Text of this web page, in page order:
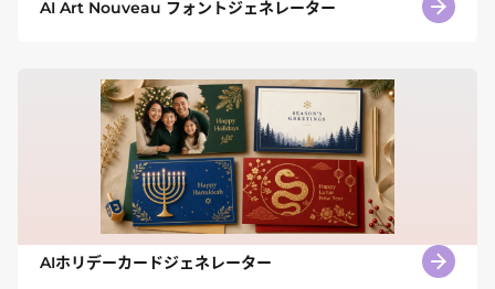
AI Art Nouveau フォントジェネレーター
AIホリデーカードジェネレーター